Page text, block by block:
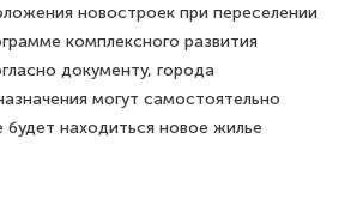
новостроек при переселении
комплексного развития
документу, города
могут самостоятельно
будет находиться новое жилье